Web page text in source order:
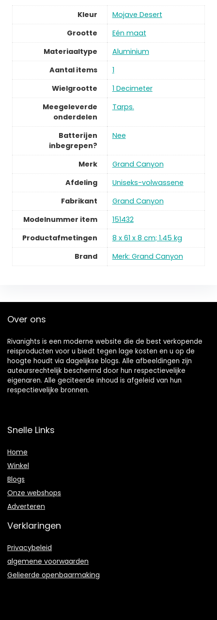
Kleur
Mojave Desert
Grootte
Eén maat
Materiaaltype
Aluminium
Aantal items
1
Wielgrootte
1 Decimeter
Meegeleverde
onderdelen
Tarps.
Batterijen
inbegrepen?
Nee
Merk
Grand Canyon
Afdeling
Uniseks-volwassene
Fabrikant
Grand Canyon
Modelnummer item
151432
Productafmetingen
8 x 61 x 8 cm; 1.45 kg
Brand
Merk: Grand Canyon
Over ons
Rivanights is een moderne website die de best verkopende
reisproducten voor u biedt tegen lage kosten en u op de
hoogte houdt via dagelijkse blogs. Alle afbeeldingen zijn
auteursrechtelijk beschermd door hun respectievelijke
eigenaren. Alle geciteerde inhoud is afgeleid van hun
respectievelijke bronnen.
Snelle Links
Home
Winkel
Blogs
Onze webshops
Adverteren
Verklaringen
Privacybeleid
algemene voorwaarden
Gelieerde openbaarmaking